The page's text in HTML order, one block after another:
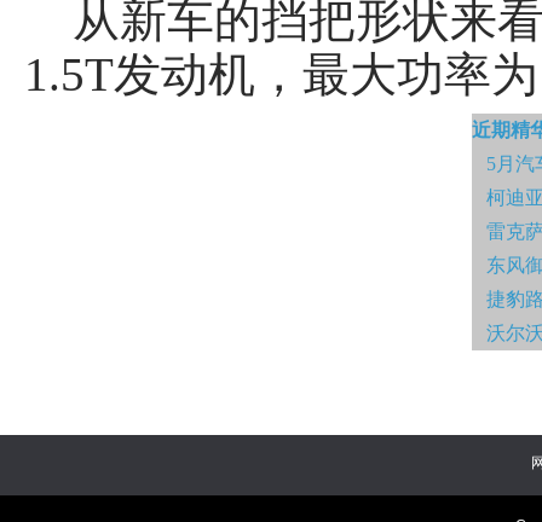
从新车的挡把形状来
1.5T发动机，最大功率
近期精
5月汽
柯迪
雷克
东风
捷豹
沃尔